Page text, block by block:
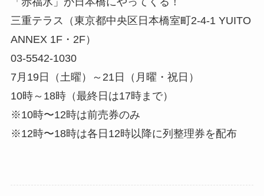
三重テラス（東京都中央区日本橋室町2-4-1 YUITO
ANNEX 1F・2F）
03-5542-1030
7月19日（土曜）～21日（月曜・祝日）
10時～18時（最終日は17時まで）
※10時〜12時は前売券のみ
※12時〜18時は各日12時以降に列整理券を配布